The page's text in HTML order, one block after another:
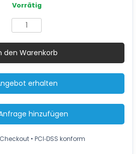
Vorrätig
Umreifungsset
JET
12-
16
mm
PET/PP
inkl.
Batterie
&
Aufladegerät
PET
den Warenkorb
erhalten
hinzufügen
• PCI‑DSS konform